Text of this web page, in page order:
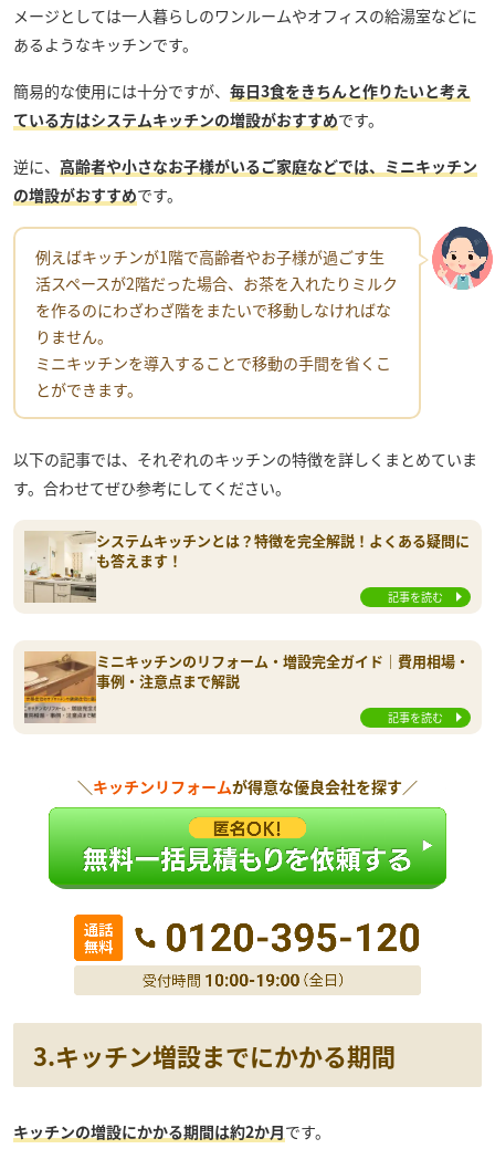
メージとしては一人暮らしのワンルームやオフィスの給湯室などに
あるようなキッチンです。
簡易的な使用には十分ですが、 毎日3食をきちんと作りたいと考え
ている方はシステムキッチンの増設がおすすめです。
逆に、 高齢者や小さなお子様がいるご家庭などでは、ミニキッチン
の増設がおすすめです。
例えばキッチンが1階で高齢者やお子様が過ごす生
活スペースが2階だった場合、お茶を入れたりミルク
を作るのにわざわざ階をまたいで移動しなければな
りません。
ミニキッチンを導入することで移動の手間を省くこ
とができます。
以下の記事では、それぞれのキッチンの特徴を詳しくまとめていま
す。合わせてぜひ参考にしてください。
システムキッチンとは？特徴を完全解説！よくある疑問に
も答えます！
記事を読む
ミニキッチンのリフォーム・増設完全ガイド｜費用相場・
事例・注意点まで解説
記事を読む
＼キッチンリフォームが得意な優良会社を探す／
3.キッチン増設までにかかる期間
キッチンの増設にかかる期間は約2か月です。